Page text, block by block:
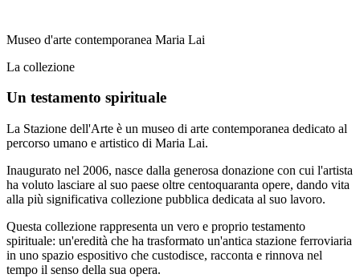
Museo d'arte contemporanea Maria Lai
La collezione
Un testamento spirituale
La Stazione dell'Arte è un museo di arte contemporanea dedicato al
percorso umano e artistico di Maria Lai.
Inaugurato nel 2006, nasce dalla generosa donazione con cui l'artista
ha voluto lasciare al suo paese oltre centoquaranta opere, dando vita
alla più significativa collezione pubblica dedicata al suo lavoro.
Questa collezione rappresenta un vero e proprio testamento
spirituale: un'eredità che ha trasformato un'antica stazione ferroviaria
in uno spazio espositivo che custodisce, racconta e rinnova nel
tempo il senso della sua opera.